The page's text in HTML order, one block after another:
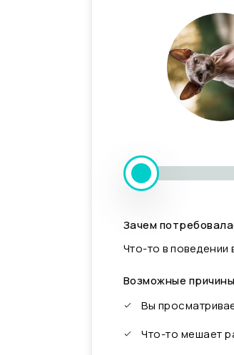
Зачем
Что-то в
Возможные
Вы
Что-то мешает